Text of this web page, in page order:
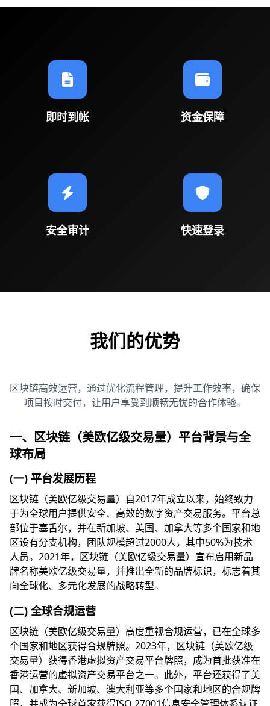
即时到帐 资金保障
安全审计 快速登录
我们的优势
区块链高效运营，通过优化流程管理，提升工作效率，确保
项目按时交付，让用户享受到顺畅无忧的合作体验。
一、区块链（美欧亿级交易量）平台背景与全
球布局
(一) 平台发展历程
区块链（美欧亿级交易量）自2017年成立以来，始终致力
于为全球用户提供安全、高效的数字资产交易服务。平台总
部位于塞舌尔，并在新加坡、美国、加拿大等多个国家和地
区设有分支机构，团队规模超过2000人，其中50%为技术
人员。2021年，区块链（美欧亿级交易量）宣布启用新品
牌名称美欧亿级交易量，并推出全新的品牌标识，标志着其
向全球化、多元化发展的战略转型。
(二) 全球合规运营
区块链（美欧亿级交易量）高度重视合规运营，已在全球多
个国家和地区获得合规牌照。2023年，区块链（美欧亿级
交易量）获得香港虚拟资产交易平台牌照，成为首批获准在
香港运营的虚拟资产交易平台之一。此外，平台还获得了美
国、加拿大、新加坡、澳大利亚等多个国家和地区的合规牌